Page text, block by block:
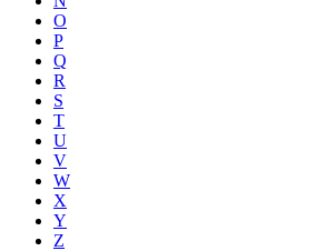
O
P
Q
R
S
T
U
V
W
X
Y
Z